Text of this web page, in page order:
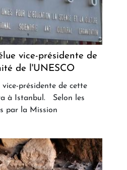
vice-présidente de
de l'UNESCO
présidente de cette
à Istanbul. Selon les
par la Mission